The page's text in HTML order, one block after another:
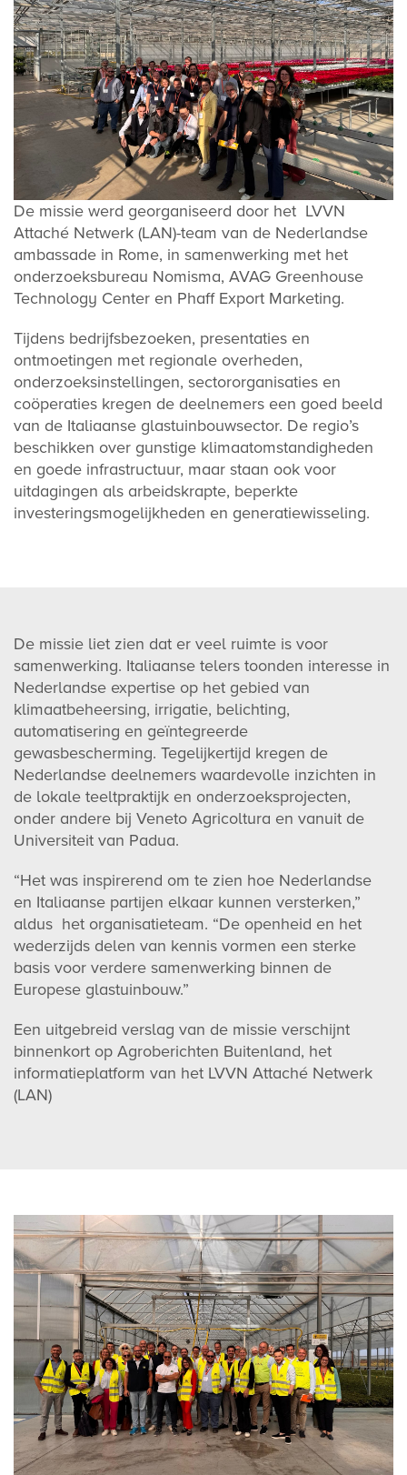
De missie werd georganiseerd door het LVVN
Attaché Netwerk (LAN)-team van de Nederlandse
ambassade in Rome, in samenwerking met het
onderzoeksbureau Nomisma, AVAG Greenhouse
Technology Center en Phaff Export Marketing.
Tijdens bedrijfsbezoeken, presentaties en
ontmoetingen met regionale overheden,
onderzoeksinstellingen, sectororganisaties en
coöperaties kregen de deelnemers een goed beeld
van de Italiaanse glastuinbouwsector. De regio’s
beschikken over gunstige klimaatomstandigheden
en goede infrastructuur, maar staan ook voor
uitdagingen als arbeidskrapte, beperkte
investeringsmogelijkheden en generatiewisseling.
De missie liet zien dat er veel ruimte is voor
samenwerking. Italiaanse telers toonden interesse in
Nederlandse expertise op het gebied van
klimaatbeheersing, irrigatie, belichting,
automatisering en geïntegreerde
gewasbescherming. Tegelijkertijd kregen de
Nederlandse deelnemers waardevolle inzichten in
de lokale teeltpraktijk en onderzoeksprojecten,
onder andere bij Veneto Agricoltura en vanuit de
Universiteit van Padua.
“Het was inspirerend om te zien hoe Nederlandse
en Italiaanse partijen elkaar kunnen versterken,”
aldus het organisatieteam. “De openheid en het
wederzijds delen van kennis vormen een sterke
basis voor verdere samenwerking binnen de
Europese glastuinbouw.”
Een uitgebreid verslag van de missie verschijnt
binnenkort op Agroberichten Buitenland, het
informatieplatform van het LVVN Attaché Netwerk
(LAN)